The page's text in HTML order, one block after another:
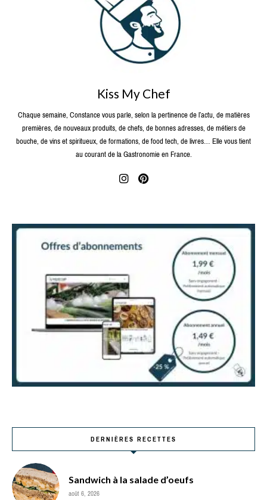
Kiss My Chef
Chaque semaine, Constance vous parle, selon la pertinence de l’actu, de matières
premières, de nouveaux produits, de chefs, de bonnes adresses, de métiers de
bouche, de vins et spiritueux, de formations, de food tech, de livres… Elle vous tient
au courant de la Gastronomie en France.
DERNIÈRES RECETTES
Sandwich à la salade d’oeufs
août 6, 2026